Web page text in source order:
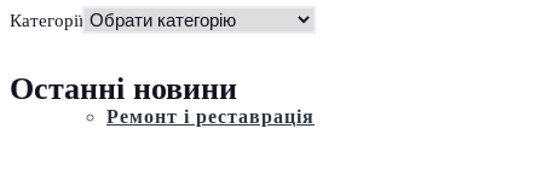
Історія
Ремонт і реставрація
Категорії
Останні новини